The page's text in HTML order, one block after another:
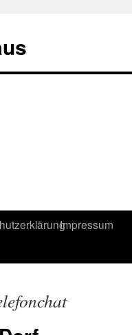
Impressum